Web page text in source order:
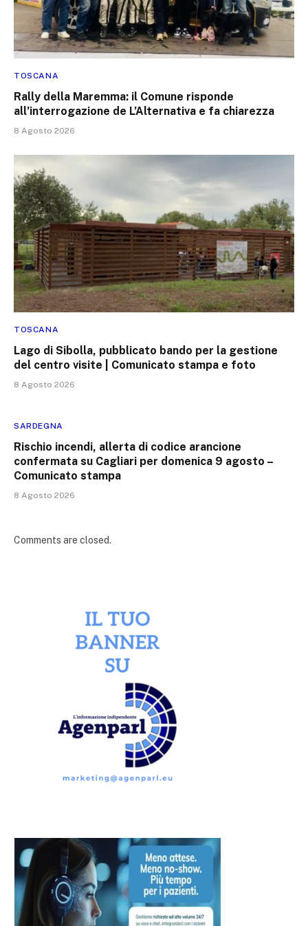
TOSCANA
Rally della Maremma: il Comune risponde
all’interrogazione de L’Alternativa e fa chiarezza
8 Agosto 2026
TOSCANA
Lago di Sibolla, pubblicato bando per la gestione
del centro visite | Comunicato stampa e foto
8 Agosto 2026
SARDEGNA
Rischio incendi, allerta di codice arancione
confermata su Cagliari per domenica 9 agosto –
Comunicato stampa
8 Agosto 2026
Comments are closed.